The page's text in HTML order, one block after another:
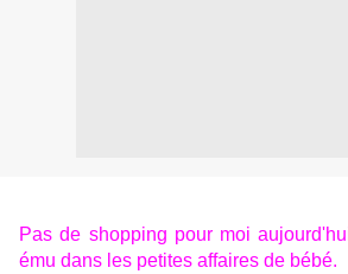
Pas de shopping pour moi
ému dans les petites affaires de bébé.